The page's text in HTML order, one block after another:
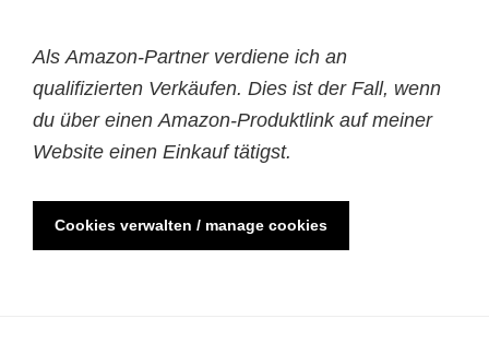
Als Amazon-Partner verdiene ich an
qualifizierten Verkäufen. Dies ist der Fall, wenn
du über einen Amazon-Produktlink auf meiner
Website einen Einkauf tätigst.
Cookies verwalten / manage cookies